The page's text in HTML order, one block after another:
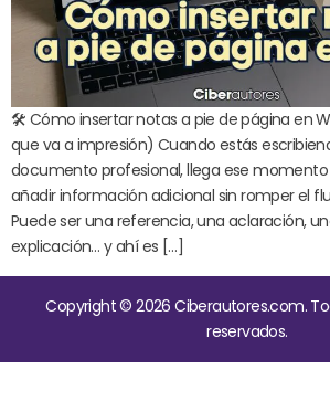
🛠️ Cómo insertar notas a pie de página en
que va a impresión) Cuando estás
documento profesional, llega ese
añadir información adicional sin romper el
Puede ser una referencia, una aclaración,
explicación… y ahí es […]
Copyright © 2026 Ciberautores.com.
reservados.